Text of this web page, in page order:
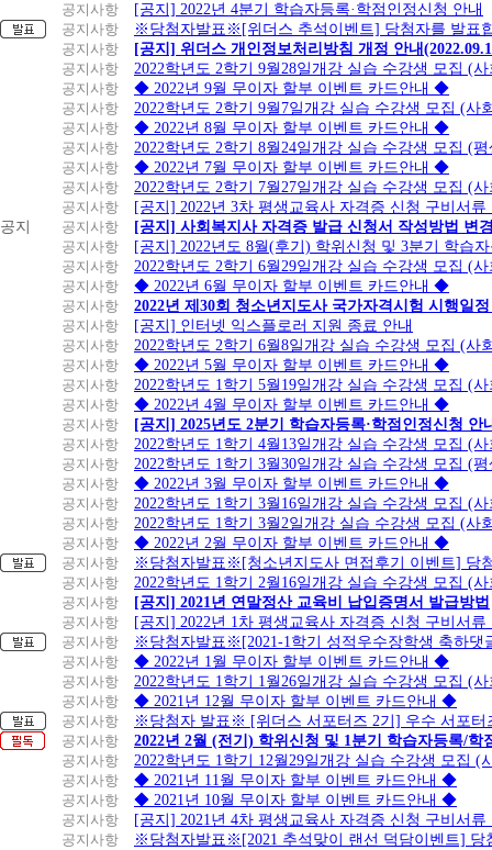
공지사항
[공지] 2022년 4분기 학습자등록·학점인정신청 안내
공지사항
※당첨자발표※[위더스 추석이벤트] 당첨자를 발표
공지사항
[공지] 위더스 개인정보처리방침 개정 안내
공지사항
2022학년도 2학기 9월28일개강 실습 수강생 모집 (
공지사항
◆ 2022년 9월 무이자 할부 이벤트 카드안내 ◆
공지사항
2022학년도 2학기 9월7일개강 실습 수강생 모집 (사
공지사항
◆ 2022년 8월 무이자 할부 이벤트 카드안내 ◆
공지사항
2022학년도 2학기 8월24일개강 실습 수강생 모집 (
공지사항
◆ 2022년 7월 무이자 할부 이벤트 카드안내 ◆
공지사항
2022학년도 2학기 7월27일개강 실습 수강생 모집 (
공지사항
[공지] 2022년 3차 평생교육사 자격증 신청 구비서류
공지
공지사항
[공지] 사회복지사 자격증 발급 신청서 작성방법 변
공지사항
[공지] 2022년도 8월(후기) 학위신청 및 3분기 학습
공지사항
2022학년도 2학기 6월29일개강 실습 수강생 모집 (
공지사항
◆ 2022년 6월 무이자 할부 이벤트 카드안내 ◆
공지사항
2022년 제30회 청소년지도사 국가자격시험 시행일
공지사항
[공지] 인터넷 익스플로러 지원 종료 안내
공지사항
2022학년도 2학기 6월8일개강 실습 수강생 모집 (사
공지사항
◆ 2022년 5월 무이자 할부 이벤트 카드안내 ◆
공지사항
2022학년도 1학기 5월19일개강 실습 수강생 모집 (
공지사항
◆ 2022년 4월 무이자 할부 이벤트 카드안내 ◆
공지사항
[공지] 2025년도 2분기 학습자등록·학점인정신청 안
공지사항
2022학년도 1학기 4월13일개강 실습 수강생 모집 (
공지사항
2022학년도 1학기 3월30일개강 실습 수강생 모집 (
공지사항
◆ 2022년 3월 무이자 할부 이벤트 카드안내 ◆
공지사항
2022학년도 1학기 3월16일개강 실습 수강생 모집 (
공지사항
2022학년도 1학기 3월2일개강 실습 수강생 모집 (사
공지사항
◆ 2022년 2월 무이자 할부 이벤트 카드안내 ◆
공지사항
※당첨자발표※[청소년지도사 면접후기 이벤트] 당
공지사항
2022학년도 1학기 2월16일개강 실습 수강생 모집 (
공지사항
[공지] 2021년 연말정산 교육비 납입증명서 발급방법
공지사항
[공지] 2022년 1차 평생교육사 자격증 신청 구비서류
공지사항
※당첨자발표※[2021-1학기 성적우수장학생 축하댓
공지사항
◆ 2022년 1월 무이자 할부 이벤트 카드안내 ◆
공지사항
2022학년도 1학기 1월26일개강 실습 수강생 모집 (
공지사항
◆ 2021년 12월 무이자 할부 이벤트 카드안내 ◆
공지사항
※당첨자 발표※ [위더스 서포터즈 2기] 우수 서포터
공지사항
2022년 2월 (전기) 학위신청 및 1분기 학습자등록/학
공지사항
2022학년도 1학기 12월29일개강 실습 수강생 모집 (
공지사항
◆ 2021년 11월 무이자 할부 이벤트 카드안내 ◆
공지사항
◆ 2021년 10월 무이자 할부 이벤트 카드안내 ◆
공지사항
[공지] 2021년 4차 평생교육사 자격증 신청 구비서류
공지사항
※당첨자발표※[2021 추석맞이 랜선 덕담이벤트] 당